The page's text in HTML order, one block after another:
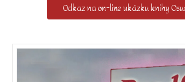
Odkaz na on-line ukázku knihy